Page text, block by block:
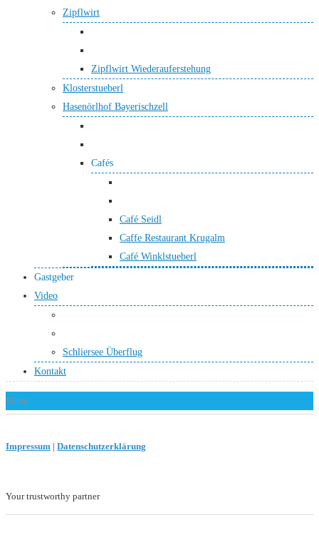
Zipflwirt
Zipflwirt Wiederauferstehung
Klosterstueberl
Hasenörlhof Bayerischzell
Cafés
Café Seidl
Caffe Restaurant Krugalm
Café Winklstueberl
Gastgeber
Video
Schliersee Überflug
Kontakt
Menu
Impressum | Datenschutzerklärung
Your trustworthy partner